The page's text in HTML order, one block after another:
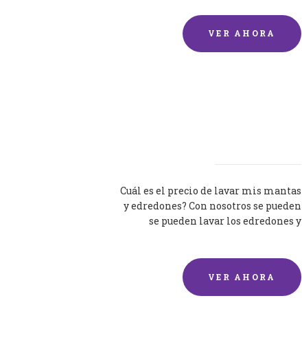
VER AHORA
Cuál es el precio de lavar mis mantas
y edredones? Con nosotros se pueden
se pueden lavar los edredones y
VER AHORA